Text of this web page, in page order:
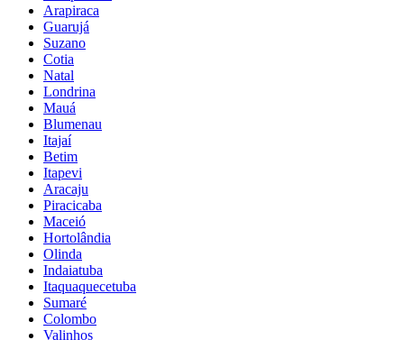
Arapiraca
Guarujá
Suzano
Cotia
Natal
Londrina
Mauá
Blumenau
Itajaí
Betim
Itapevi
Aracaju
Piracicaba
Maceió
Hortolândia
Olinda
Indaiatuba
Itaquaquecetuba
Sumaré
Colombo
Valinhos